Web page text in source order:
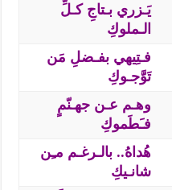
يَـزري بـتاجِ كـلِّ
الـملوكِ
فـتِيهي بفـضلِ مَن
تَوَّجـوكِ
وهـم عـن جهـنّمٍ
فـَطَموكِ
هُداهُ.. بالـرغـم مـِن
شانـيكِ